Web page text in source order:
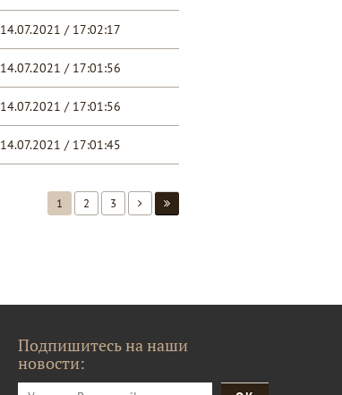
14.07.2021 / 17:02:17
14.07.2021 / 17:01:56
14.07.2021 / 17:01:56
14.07.2021 / 17:01:45
1 2 3
Подпишитесь на наши
новости: